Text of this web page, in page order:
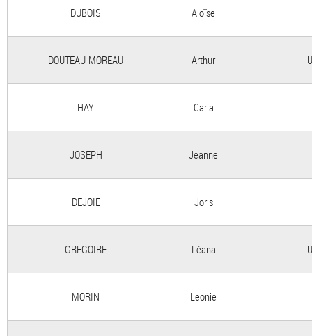
DUBOIS Aloïse
DOUTEAU-MOREAU Arthur
HAY Carla
JOSEPH Jeanne
DEJOIE Joris
GREGOIRE Léana
MORIN Leonie